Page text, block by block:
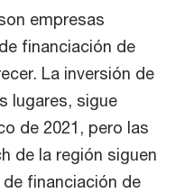
empresas
financiación de
La inversión de
lugares, sigue
de 2021, pero las
de la región siguen
financiación de